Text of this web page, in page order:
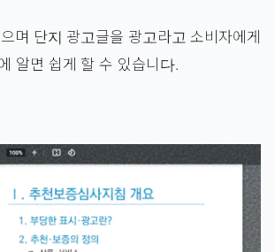
며 단지 광고글을 광고라고 소비자에게
알면 쉽게 할 수 있습니다.